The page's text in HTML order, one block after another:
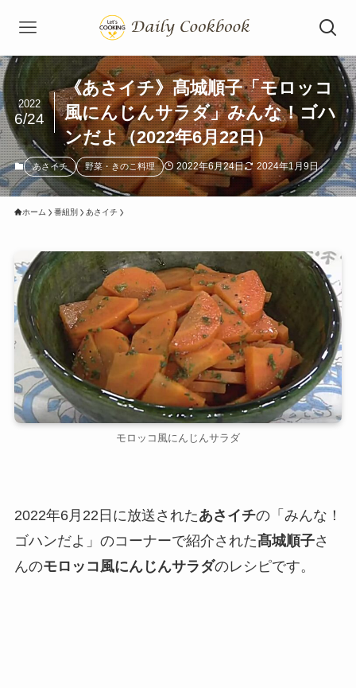
《あさイチ》髙城順子「モロッコ
風にんじんサラダ」みんな！ゴハ
ンだよ（2022年6月22日）
2022
6/24
あさイチ 野菜・きのこ料理 2022年6月24日 2024年1月9日
ホーム 番組別 あさイチ
モロッコ風にんじんサラダ
2022年6月22日に放送されたあさイチの「みんな！
ゴハンだよ」のコーナーで紹介された髙城順子さ
んのモロッコ風にんじんサラダのレシピです。